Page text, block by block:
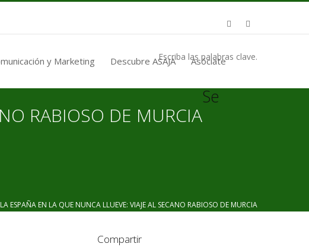
y Marketing Descubre ASAJA Asóciate
Escriba las palabras clave.
RABIOSO DE MURCIA
Se
ESPAÑA EN LA QUE NUNCA LLUEVE: VIAJE AL SECANO RABIOSO DE MURCIA
Compartir